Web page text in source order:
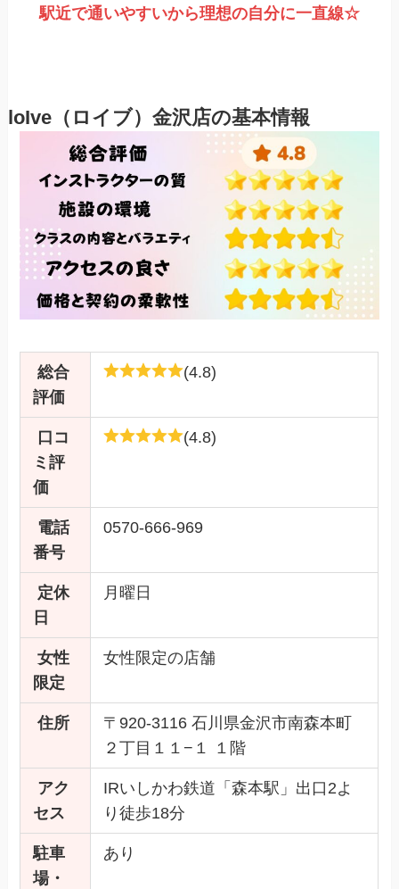
駅近で通いやすいから理想の自分に一直線☆
loIve（ロイブ）金沢店の基本情報
総合
評価
(4.8)
口コ
ミ評
価
(4.8)
電話
番号
0570-666-969
定休
日
月曜日
女性
限定
女性限定の店舗
住所
〒920-3116 石川県金沢市南森本町
２丁目１１−１ １階
アク
セス
IRいしかわ鉄道「森本駅」出口2よ
り徒歩18分
駐車
場・
あり